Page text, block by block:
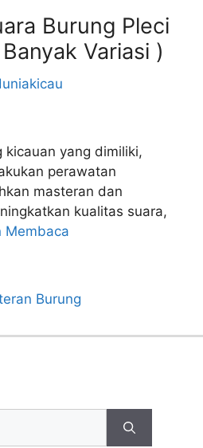
Burung Pleci
Variasi )
kicauan yang dimiliki,
perawatan
masteran dan
kualitas suara,
Membaca
Burung